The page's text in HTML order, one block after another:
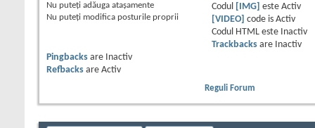
Nu puteţi adăuga ataşamente
Nu puteţi modifica posturile proprii
Codul
[IMG] este Activ
[VIDEO]
code is Activ
Codul HTML este
Inactiv
Trackbacksare
Inactiv
Pingbacks are
Inactiv
Refbacks are Activ
Reguli Forum